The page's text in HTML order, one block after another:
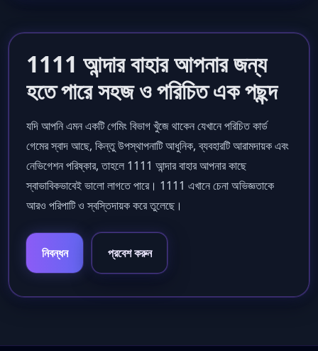
1111 আন্দার বাহার আপনার জন্য
হতে পারে সহজ ও পরিচিত এক পছন্দ
যদি আপনি এমন একটি গেমিং বিভাগ খুঁজে থাকেন যেখানে পরিচিত কার্ড
গেমের স্বাদ আছে, কিন্তু উপস্থাপনাটি আধুনিক, ব্যবহারটি আরামদায়ক এবং
নেভিগেশন পরিষ্কার, তাহলে 1111 আন্দার বাহার আপনার কাছে
স্বাভাবিকভাবেই ভালো লাগতে পারে। 1111 এখানে চেনা অভিজ্ঞতাকে
আরও পরিপাটি ও স্বস্তিদায়ক করে তুলেছে।
নিবন্ধন প্রবেশ করুন